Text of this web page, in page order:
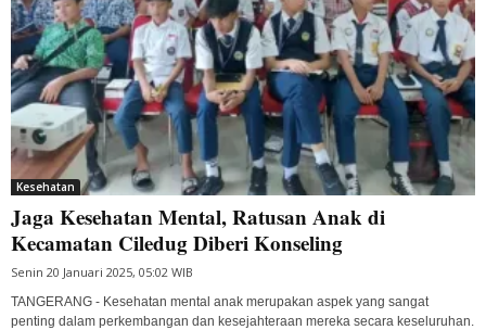
Kesehatan
Jaga Kesehatan Mental, Ratusan Anak di
Kecamatan Ciledug Diberi Konseling
Senin 20 Januari 2025, 05:02 WIB
TANGERANG - Kesehatan mental anak merupakan aspek yang sangat
penting dalam perkembangan dan kesejahteraan mereka secara keseluruhan.